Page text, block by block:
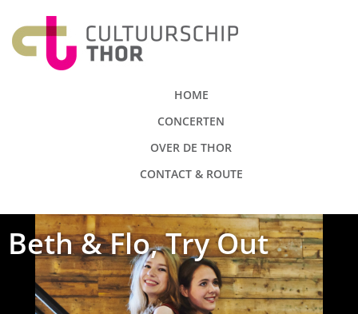
HOME
CONCERTEN
OVER DE THOR
CONTACT & ROUTE
Beth & Flo, Try Out